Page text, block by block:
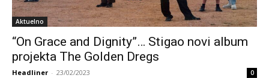
Aktuelno
“On Grace and Dignity”… Stigao novi album
projekta The Golden Dregs
Headliner - 23/02/2023 0